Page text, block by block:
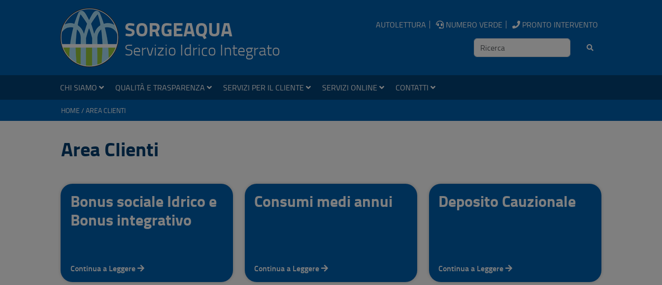
SORGEAQUA
Servizio Idrico Integrato
AUTOLETTURA NUMERO VERDE
PRONTO INTERVENTO
Ricerca
CHI SIAMO QUALITÀ E TRASPARENZA SERVIZI PER IL CLIENTE SERVIZI ONLINE CONTATTI
HOME AREA CLIENTI
Area Clienti
Bonus sociale Idrico e
Bonus integrativo
Continua a Leggere
Consumi medi annui
Continua a Leggere
Deposito Cauzionale
Continua a Leggere